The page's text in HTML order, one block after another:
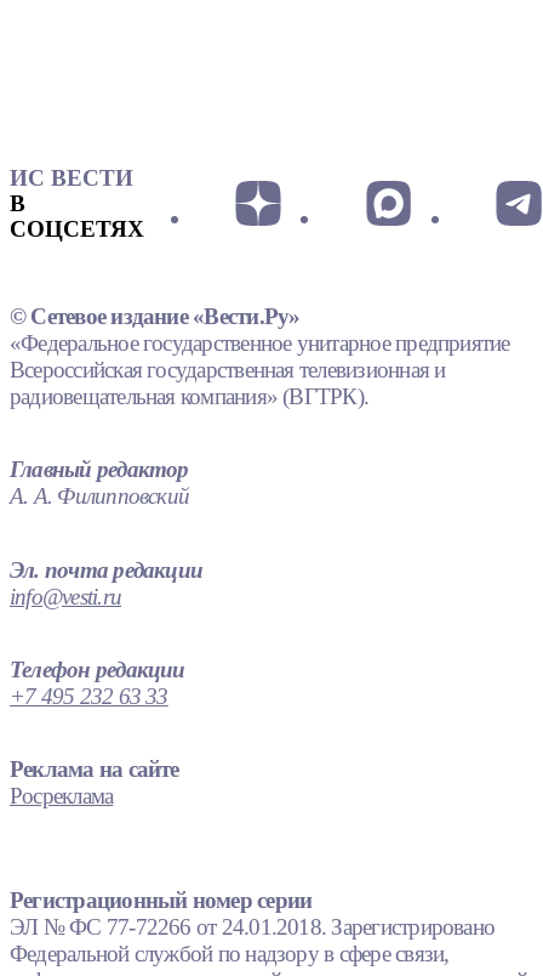
ИС ВЕСТИ
В
СОЦСЕТЯХ
© Сетевое издание «Вести.Ру»
«Федеральное государственное унитарное предприятие
Всероссийская государственная телевизионная и
радиовещательная компания» (ВГТРК).
Главный редактор
А. А. Филипповский
Эл. почта редакции
info@vesti.ru
Телефон редакции
+7 495 232 63 33
Реклама на сайте
Росреклама
Регистрационный номер серии
ЭЛ № ФС 77-72266 от 24.01.2018. Зарегистрировано
Федеральной службой по надзору в сфере связи,